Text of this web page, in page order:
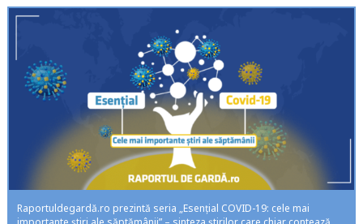
Raportuldegardă.ro prezintă seria „Esențial COVID-19: cele mai